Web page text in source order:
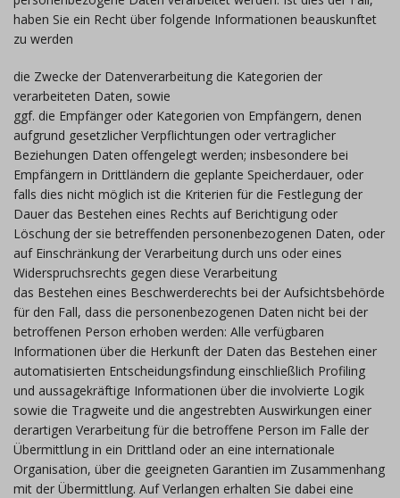
haben Sie ein Recht über folgende Informationen beauskunftet
zu werden
die Zwecke der Datenverarbeitung die Kategorien der
verarbeiteten Daten, sowie
ggf. die Empfänger oder Kategorien von Empfängern, denen
aufgrund gesetzlicher Verpflichtungen oder vertraglicher
Beziehungen Daten offengelegt werden; insbesondere bei
Empfängern in Drittländern die geplante Speicherdauer, oder
falls dies nicht möglich ist die Kriterien für die Festlegung der
Dauer das Bestehen eines Rechts auf Berichtigung oder
Löschung der sie betreffenden personenbezogenen Daten, oder
auf Einschränkung der Verarbeitung durch uns oder eines
Widerspruchsrechts gegen diese Verarbeitung
das Bestehen eines Beschwerderechts bei der Aufsichtsbehörde
für den Fall, dass die personenbezogenen Daten nicht bei der
betroffenen Person erhoben werden: Alle verfügbaren
Informationen über die Herkunft der Daten das Bestehen einer
automatisierten Entscheidungsfindung einschließlich Profiling
und aussagekräftige Informationen über die involvierte Logik
sowie die Tragweite und die angestrebten Auswirkungen einer
derartigen Verarbeitung für die betroffene Person im Falle der
Übermittlung in ein Drittland oder an eine internationale
Organisation, über die geeigneten Garantien im Zusammenhang
mit der Übermittlung. Auf Verlangen erhalten Sie dabei eine